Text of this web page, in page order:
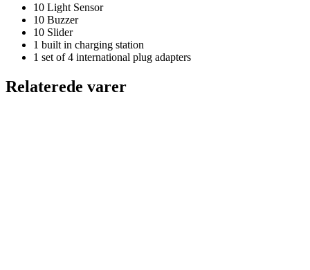
10 Light Sensor
10 Buzzer
10 Slider
1 built in charging station
1 set of 4 international plug adapters
Relaterede varer